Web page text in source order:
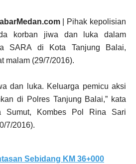
| Pihak kepolisian
korban jiwa dan luka dalam
SARA di Kota Tanjung Balai,
malam (29/7/2016).
dan luka. Keluarga pemicu aksi
di Polres Tanjung Balai,” kata
Sumut, Kombes Pol Rina Sari
7/2016).
Sebidang KM 36+000